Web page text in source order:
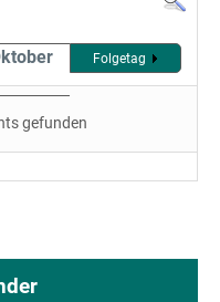
Folgetag
gefunden